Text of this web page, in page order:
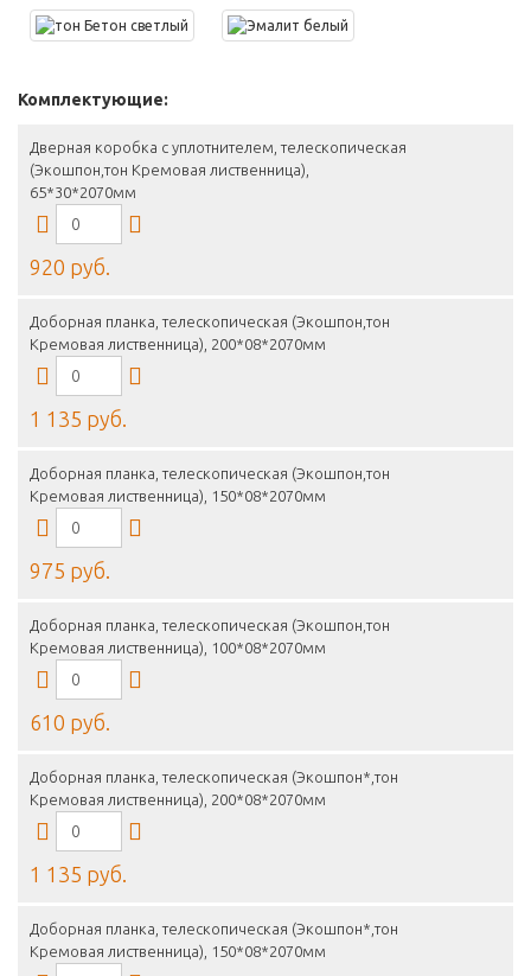
Комплектующие:
Дверная коробка с уплотнителем, телескопическая
(Экошпон,тон Кремовая лиственница),
65*30*2070мм
920 руб.
Доборная планка, телескопическая (Экошпон,тон
Кремовая лиственница), 200*08*2070мм
1 135 руб.
Доборная планка, телескопическая (Экошпон,тон
Кремовая лиственница), 150*08*2070мм
975 руб.
Доборная планка, телескопическая (Экошпон,тон
Кремовая лиственница), 100*08*2070мм
610 руб.
Доборная планка, телескопическая (Экошпон*,тон
Кремовая лиственница), 200*08*2070мм
1 135 руб.
Доборная планка, телескопическая (Экошпон*,тон
Кремовая лиственница), 150*08*2070мм